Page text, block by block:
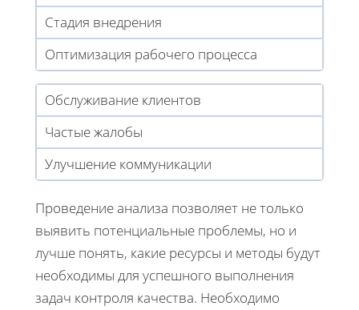
Стадия внедрения
Оптимизация рабочего процесса
Обслуживание клиентов
Частые жалобы
Улучшение коммуникации
Проведение анализа позволяет не только
выявить потенциальные проблемы, но и
лучше понять, какие ресурсы и методы будут
необходимы для успешного выполнения
задач контроля качества. Необходимо